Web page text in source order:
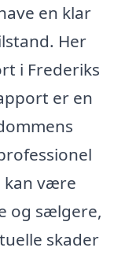
en klar
Her
i Frederiks
er en
kan være
og sælgere,
skader